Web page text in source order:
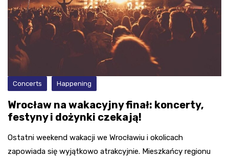
Concerts Happening
Wrocław na wakacyjny finał: koncerty,
festyny i dożynki czekają!
Ostatni weekend wakacji we Wrocławiu i okolicach
zapowiada się wyjątkowo atrakcyjnie. Mieszkańcy regionu